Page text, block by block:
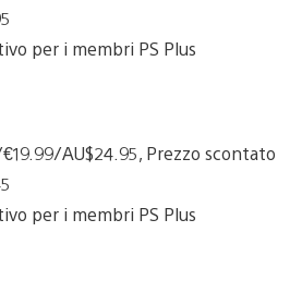
per i membri PS Plus
AU$24.95, Prezzo scontato
per i membri PS Plus